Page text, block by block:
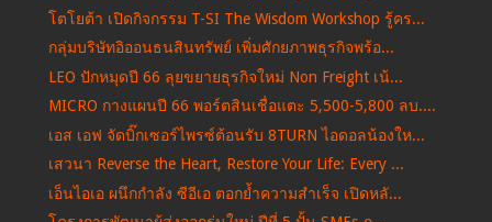
โตโยต้า เปิดกิจกรรม T-SI The Wisdom Workshop รู้คร...
กลุ่มบริษัทอิออนธนสินทรัพย์ เพิ่มศักยภาพธุรกิจพร้อ...
LEO ปักหมุดปี 66 ลุยขยายธุรกิจใหม่ Non Freight เน้...
MICRO กางแผนปี 66 พอร์ตสินเชื่อแตะ 5,500-5,800 ลบ....
เอส เอฟ จัดบิ๊กเซอร์ไพรซ์ต้อนรับ 8TURN ไอดอลน้องให...
เสวนา Reverse the Heart, Restore Your Life: Every ...
เอ็นไอเอ ผนึกกำลัง ซีอีเอ ตอกย้ำความสำเร็จ เปิดหลั...